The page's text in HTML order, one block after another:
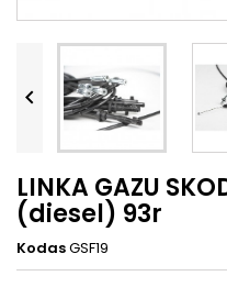


LINKA GAZU
(diesel) 93r
KodasGSF19